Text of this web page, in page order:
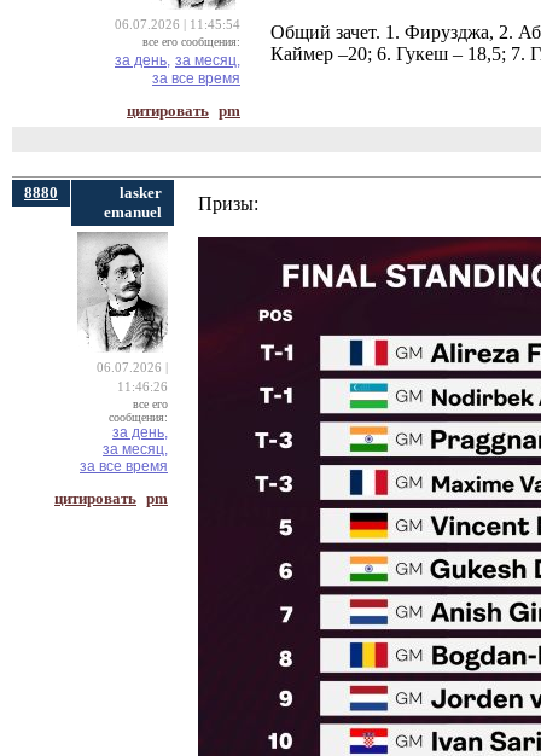
06.07.2026 | 11:45:54
все его сообщения:
за день, за месяц,
за все время
цитировать pm
Общий зачет. 1. Фирузджа, 2.
Каймер –20; 6. Гукеш – 18,5; 7.
8880
lasker
emanuel
06.07.2026 |
11:46:26
все его
сообщения:
за день,
за месяц,
за все время
цитировать pm
Призы: